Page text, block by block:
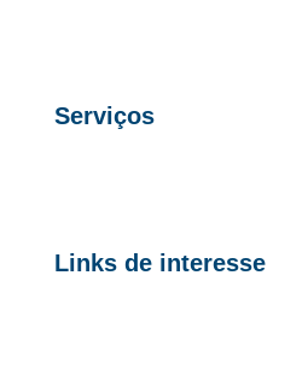
Serviços
Links de interesse